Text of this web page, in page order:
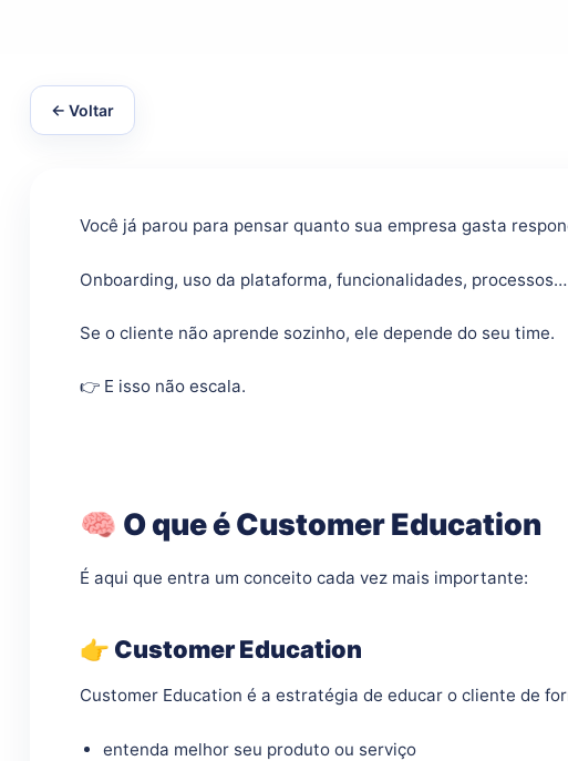
← Voltar
Você já parou para pensar quanto sua empresa gasta
Onboarding, uso da plataforma, funcionalidades, processos…
Se o cliente não aprende sozinho, ele depende do seu time.
👉 E isso não escala.
🧠 O que é Customer Education
É aqui que entra um conceito cada vez mais importante:
👉 Customer Education
Customer Education é a estratégia de educar o cliente de
entenda melhor seu produto ou serviço